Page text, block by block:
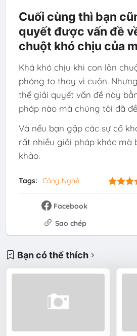
Cuối cùng thì bạn
quyết được vấn đề
chuột khó chịu của
Khá khó chịu khi con lăn
phóng to thay vì cuộn.
thể giải quyết vấn đề này
pháp nào mà chúng tôi đã
Và nếu bạn gặp các sự cố
rất nhiều giải pháp khác mà
khảo.
Tags: Công Nghệ
Facebook
Sao chép
Bạn có thể thích